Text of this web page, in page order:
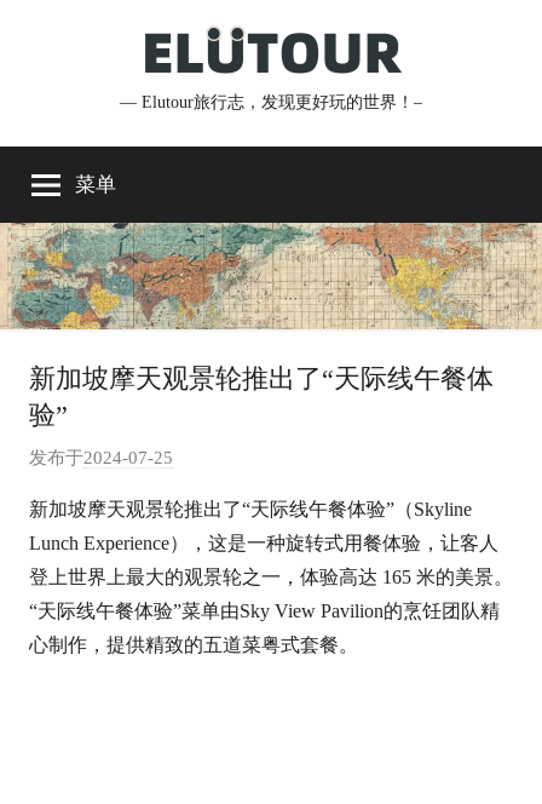
Elutour
旅
行
志
— Elutour旅行志，发现更好玩的世界！–
菜单
新加坡摩天观景轮推出了“天际线午餐体
验”
发布于2024-07-25
:
e
l
u
t
新加坡摩天观景轮推出了“天际线午餐体验”（Skyline
Lunch Experience），这是一种旋转式用餐体验，让客人
登上世界上最大的观景轮之一，体验高达 165 米的美景。
“天际线午餐体验”菜单由Sky View Pavilion的烹饪团队精
心制作，提供精致的五道菜粤式套餐。